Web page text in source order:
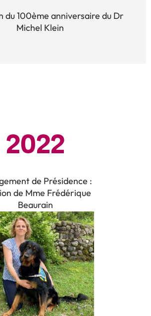
du 100ème anniversaire du Dr
Michel Klein
2022
de Présidence :
de Mme Frédérique
Beaurain